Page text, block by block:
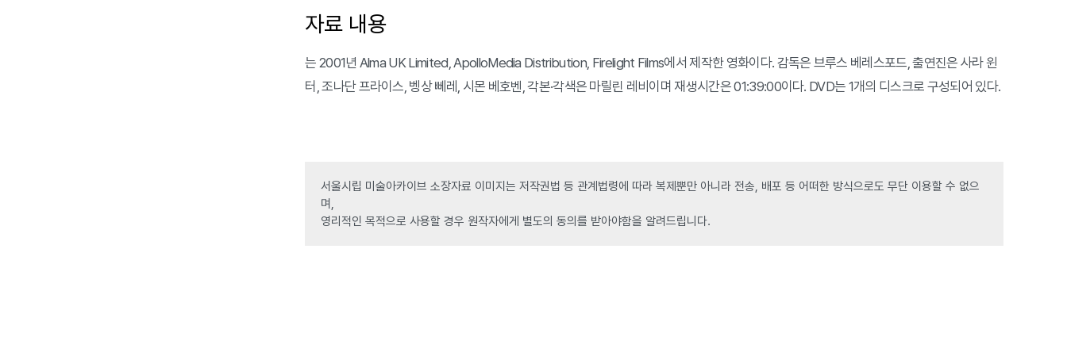
자료 내용
는 2001년 Alma UK Limited, ApolloMedia Distribution, Firelight Films에서 제작한 영화이다. 감독은 브루스 베레스포드, 출연진은 사라 윈
터, 조나단 프라이스, 벵상 뻬레, 시몬 베호벤, 각본·각색은 마릴린 레비이며 재생시간은 01:39:00이다. DVD는 1개의 디스크로 구성되어 있다.
서울시립 미술아카이브 소장자료 이미지는 저작권법 등 관계법령에 따라 복제뿐만 아니라 전송, 배포 등 어떠한 방식으로도 무단 이용할 수 없으
며,
영리적인 목적으로 사용할 경우 원작자에게 별도의 동의를 받아야함을 알려드립니다.